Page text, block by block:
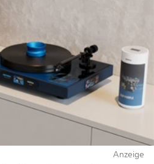
Anzeige